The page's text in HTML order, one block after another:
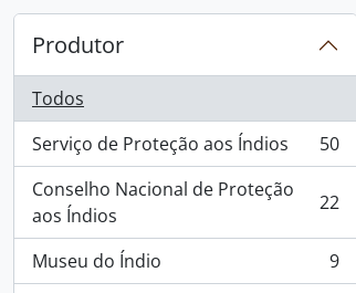
Produtor
Todos
Serviço de Proteção aos Índios
, 50 resultados
50
Conselho Nacional de Proteção
aos Índios
, 22 resultados 22
Museu do Índio
, 9 resultados
9